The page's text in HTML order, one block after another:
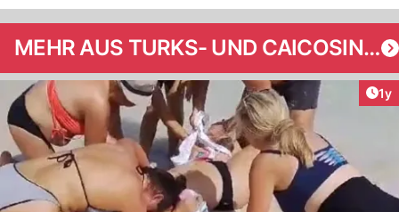
MEHR AUS TURKS- UND CAICOSINSELN
1y